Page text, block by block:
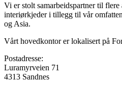
Vi er stolt samarbeidspartner til
interiørkjeder i tillegg til vår
og Asia.
Vårt hovedkontor er lokalisert på
Postadresse:
Luramyrveien 71
4313 Sandnes